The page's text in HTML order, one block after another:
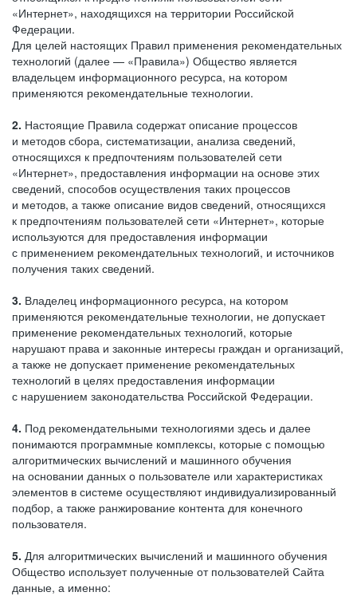
«Интернет», находящихся на территории Российской
Федерации.
Для целей настоящих Правил применения рекомендательных
технологий (далее — «Правила») Общество является
владельцем информационного ресурса, на котором
применяются рекомендательные технологии.
2. Настоящие Правила содержат описание процессов
и методов сбора, систематизации, анализа сведений,
относящихся к предпочтениям пользователей сети
«Интернет», предоставления информации на основе этих
сведений, способов осуществления таких процессов
и методов, а также описание видов сведений, относящихся
к предпочтениям пользователей сети «Интернет», которые
используются для предоставления информации
с применением рекомендательных технологий, и источников
получения таких сведений.
3. Владелец информационного ресурса, на котором
применяются рекомендательные технологии, не допускает
применение рекомендательных технологий, которые
нарушают права и законные интересы граждан и организаций,
а также не допускает применение рекомендательных
технологий в целях предоставления информации
с нарушением законодательства Российской Федерации.
4. Под рекомендательными технологиями здесь и далее
понимаются программные комплексы, которые с помощью
алгоритмических вычислений и машинного обучения
на основании данных о пользователе или характеристиках
элементов в системе осуществляют индивидуализированный
подбор, а также ранжирование контента для конечного
пользователя.
5. Для алгоритмических вычислений и машинного обучения
Общество использует полученные от пользователей Сайта
данные, а именно: